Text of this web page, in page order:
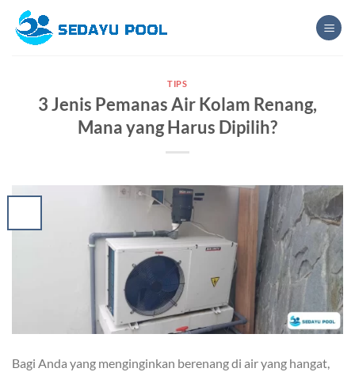
content
TIPS
3 Jenis Pemanas Air Kolam Renang,
Mana yang Harus Dipilih?
Bagi Anda yang menginginkan berenang di air yang hangat,